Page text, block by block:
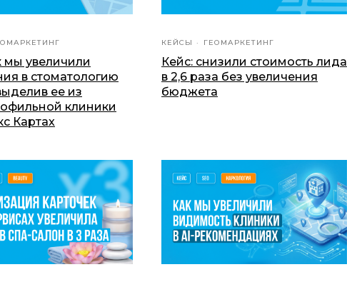
мы увеличили
в стоматологию
еe из
клиники
Картах
КЕЙСЫ ГЕОМАРКЕТИНГ
Кейс: снизили стоимость лида
в 2,6 раза без увеличения
бюджета